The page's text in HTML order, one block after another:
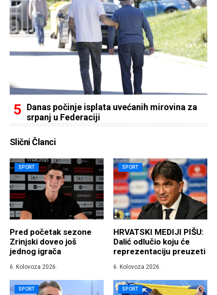
Danas počinje isplata uvećanih mirovina za
srpanj u Federaciji
Slični Članci
SPORT
Pred početak sezone
Zrinjski doveo još
jednog igrača
6. Kolovoza 2026.
SPORT
HRVATSKI MEDIJI PIŠU:
Dalić odlučio koju će
reprezentaciju preuzeti
6. Kolovoza 2026.
SPORT SPORT